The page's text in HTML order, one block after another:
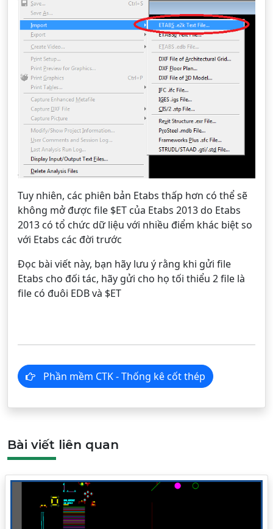
Tuy nhiên, các phiên bản Etabs thấp hơn có thể sẽ
không mở được file $ET của Etabs 2013 do Etabs
2013 có tổ chức dữ liệu với nhiều điểm khác biệt so
với Etabs các đời trước
Đọc bài viết này, bạn hãy lưu ý rằng khi gửi file
Etabs cho đối tác, hãy gửi cho họ tối thiểu 2 file là
file có đuôi EDB và $ET
Phần mềm CTK - Thống kê cốt thép
Bài viết liên quan